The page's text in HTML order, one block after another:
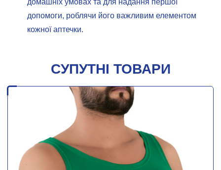
домашніх умовах та для надання першої
допомоги, роблячи його важливим елементом
кожної аптечки.
СУПУТНІ ТОВАРИ